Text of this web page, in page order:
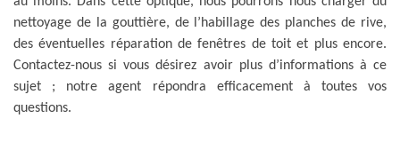
nettoyage de la gouttière, de l’habillage des planches de rive,
des éventuelles réparation de fenêtres de toit et plus encore.
Contactez-nous si vous désirez avoir plus d’informations à ce
sujet ; notre agent répondra efficacement à toutes vos
questions.